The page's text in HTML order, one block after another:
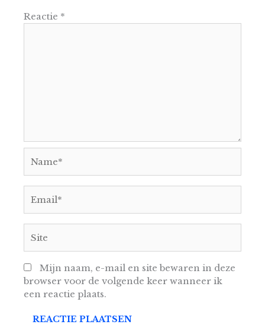
Reactie *
Mijn naam, e-mail en site bewaren in deze
browser voor de volgende keer wanneer ik
een reactie plaats.